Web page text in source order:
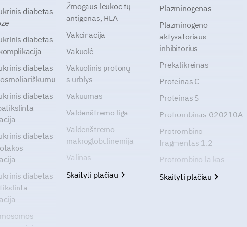
diabetas
diabetas
diabetas
diabetas
diabetas
diabetas
Žmogaus leukocitų
antigenas, HLA
Vakcinacija
Vakuolė
Vakuolinis protonų
siurblys
Vakuumas
Valdenštremo liga
Valdenštremo
makroglobulinemija
Valinas
Skaityti plačiau
Plazminogenas
Plazminogeno
aktyvatoriaus
inhibitorius
Prekalikreinas
Proteinas C
Proteinas S
Protrombinas G20210A
Protrombino
fragmentas 1.2
Protrombino laikas
Skaityti plačiau